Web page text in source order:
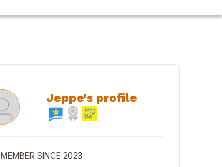
Jeppe's profile
MEMBER SINCE 2023